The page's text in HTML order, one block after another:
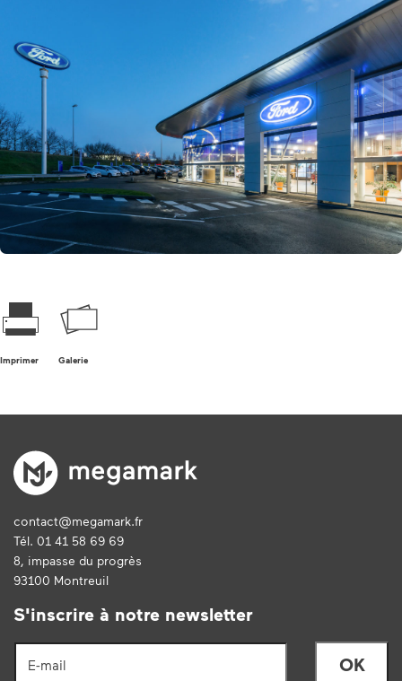
Imprimer Galerie
contact@megamark.fr
Tél. 01 41 58 69 69
8, impasse du progrès
93100 Montreuil
S'inscrire à notre newsletter
E-mail